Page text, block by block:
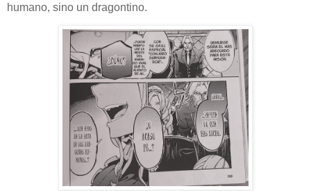
humano, sino un dragontino.